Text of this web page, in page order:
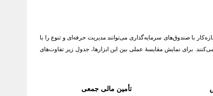
با صندوق‌های سرمایه‌گذاری می‌توانند مدیریت حرفه‌ای و تنوع را با
برای نمایش مقایسهٔ عملی بین این ابزارها، جدول زیر تفاوت‌های
تأمین مالی جمعی